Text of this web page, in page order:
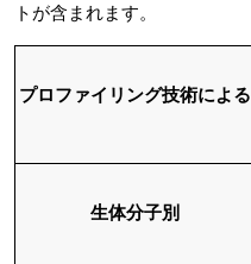
トが含まれます。
プロファイリング技術による
生体分子別